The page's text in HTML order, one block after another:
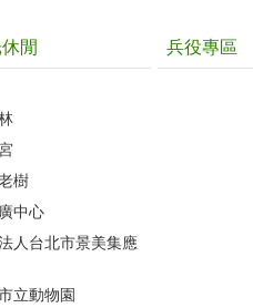
閒
樹
中心
人台北市景美集應
立動物園
兵役專區